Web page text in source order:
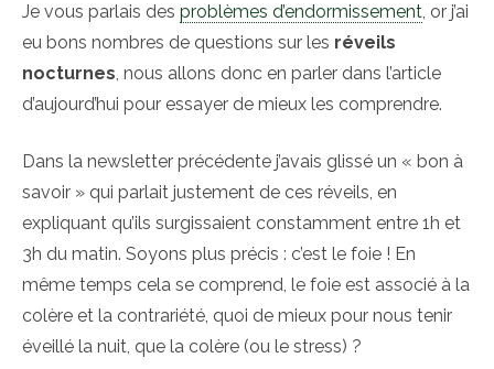
Je vous parlais des problèmes d’endormissement , or j’ai
eu bons nombres de questions sur les réveils
nocturnes , nous allons donc en parler dans l’article
d’aujourd’hui pour essayer de mieux les comprendre.
Dans la newsletter précédente j’avais glissé un « bon à
savoir » qui parlait justement de ces réveils, en
expliquant qu’ils surgissaient constamment entre 1h et
3h du matin. Soyons plus précis : c’est le foie ! En
même temps cela se comprend, le foie est associé à la
colère et la contrariété, quoi de mieux pour nous tenir
éveillé la nuit, que la colère (ou le stress) ?